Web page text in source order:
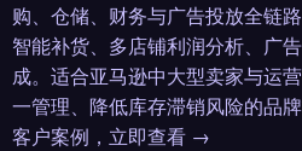
购、仓储、财务与广告投放全链
智能补货、多店铺利润分析、广
成。适合亚马逊中大型卖家与运
一管理、降低库存滞销风险的品
客户案例，立即查看 →